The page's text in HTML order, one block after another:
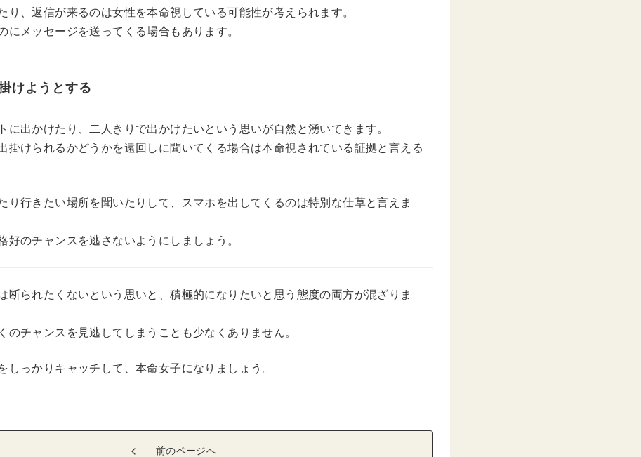
り、返信が来るのは女性を本命視している可能性が考えられます。
にメッセージを送ってくる場合もあります。
けようとする
に出かけたり、二人きりで出かけたいという思いが自然と湧いてきます。
掛けられるかどうかを遠回しに聞いてくる場合は本命視されている証拠と言える
り行きたい場所を聞いたりして、スマホを出してくるのは特別な仕草と言えま
好のチャンスを逃さないようにしましょう。
断られたくないという思いと、積極的になりたいと思う態度の両方が混ざりま
のチャンスを見逃してしまうことも少なくありません。
しっかりキャッチして、本命女子になりましょう。
前のページへ